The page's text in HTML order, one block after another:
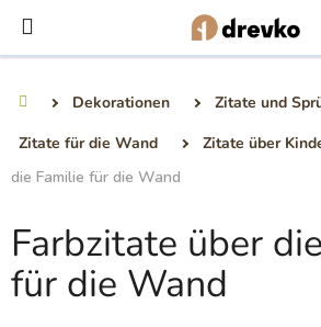
Inhalt
springen
Dekorationen
Zitate und
Zitate für die Wand
Zitate über
die Familie für die Wand
Farbzitate über
für die Wand